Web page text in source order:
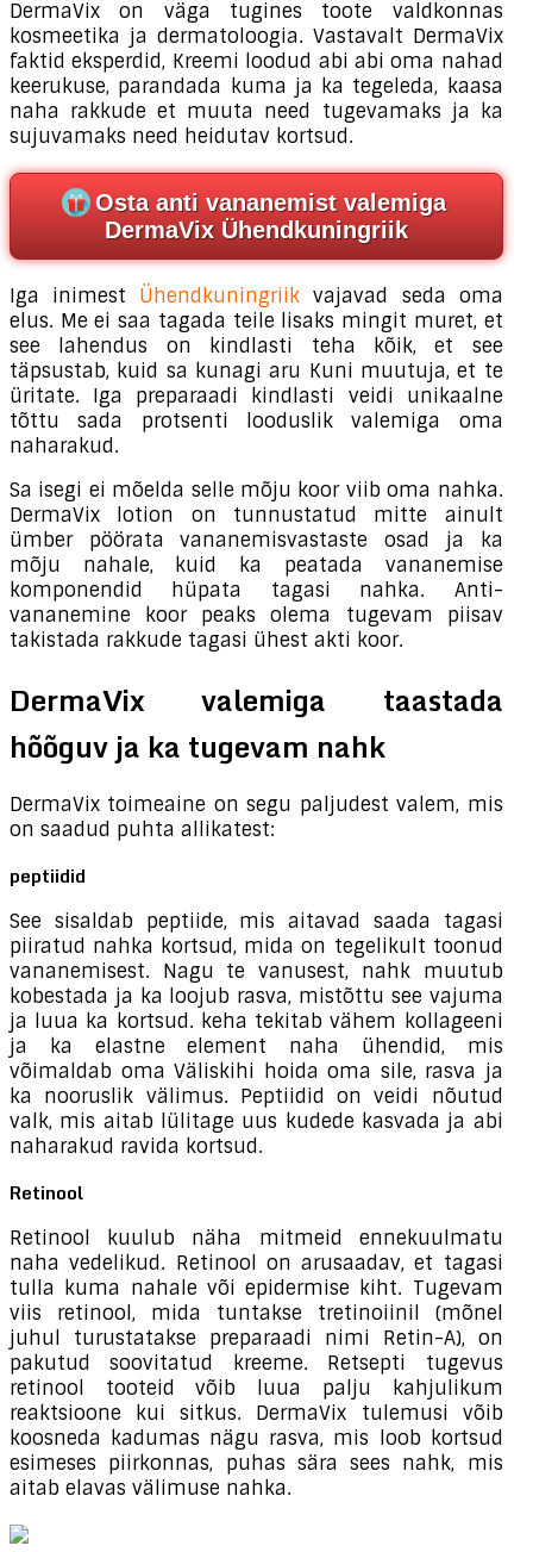
DermaVix on väga tugines toote valdkonnas
kosmeetika ja dermatoloogia. Vastavalt DermaVix
faktid eksperdid, Kreemi loodud abi abi oma nahad
keerukuse, parandada kuma ja ka tegeleda, kaasa
naha rakkude et muuta need tugevamaks ja ka
sujuvamaks need heidutav kortsud.
Osta anti vananemist valemiga
DermaVix Ühendkuningriik
Iga inimest Ühendkuningriik vajavad seda oma
elus. Me ei saa tagada teile lisaks mingit muret, et
see lahendus on kindlasti teha kõik, et see
täpsustab, kuid sa kunagi aru Kuni muutuja, et te
üritate. Iga preparaadi kindlasti veidi unikaalne
tõttu sada protsenti looduslik valemiga oma
naharakud.
Sa isegi ei mõelda selle mõju koor viib oma nahka.
DermaVix lotion on tunnustatud mitte ainult
ümber pöörata vananemisvastaste osad ja ka
mõju nahale, kuid ka peatada vananemise
komponendid hüpata tagasi nahka. Anti-
vananemine koor peaks olema tugevam piisav
takistada rakkude tagasi ühest akti koor.
DermaVix valemiga taastada
hõõguv ja ka tugevam nahk
DermaVix toimeaine on segu paljudest valem, mis
on saadud puhta allikatest:
peptiidid
See sisaldab peptiide, mis aitavad saada tagasi
piiratud nahka kortsud, mida on tegelikult toonud
vananemisest. Nagu te vanusest, nahk muutub
kobestada ja ka loojub rasva, mistõttu see vajuma
ja luua ka kortsud. keha tekitab vähem kollageeni
ja ka elastne element naha ühendid, mis
võimaldab oma Väliskihi hoida oma sile, rasva ja
ka nooruslik välimus. Peptiidid on veidi nõutud
valk, mis aitab lülitage uus kudede kasvada ja abi
naharakud ravida kortsud.
Retinool
Retinool kuulub näha mitmeid ennekuulmatu
naha vedelikud. Retinool on arusaadav, et tagasi
tulla kuma nahale või epidermise kiht. Tugevam
viis retinool, mida tuntakse tretinoiinil (mõnel
juhul turustatakse preparaadi nimi Retin-A), on
pakutud soovitatud kreeme. Retsepti tugevus
retinool tooteid võib luua palju kahjulikum
reaktsioone kui sitkus. DermaVix tulemusi võib
koosneda kadumas nägu rasva, mis loob kortsud
esimeses piirkonnas, puhas sära sees nahk, mis
aitab elavas välimuse nahka.